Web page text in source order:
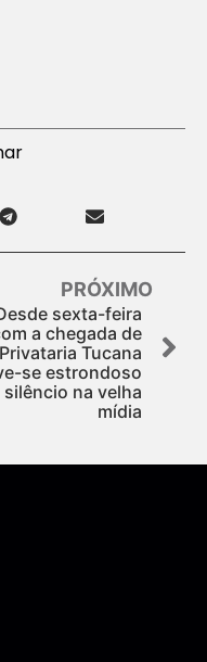
PRÓXIMO
sexta-feira
a chegada de
Privataria Tucana
se estrondoso
silêncio na velha
mídia